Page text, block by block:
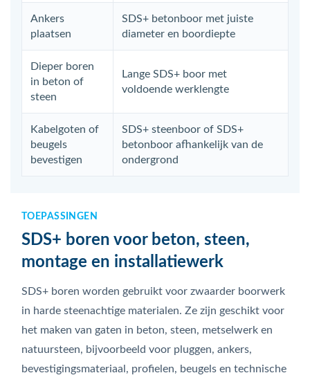
Ankers
plaatsen
SDS+ betonboor met juiste
diameter en boordiepte
Dieper boren
in beton of
steen
Lange SDS+ boor met
voldoende werklengte
Kabelgoten of
beugels
bevestigen
SDS+ steenboor of SDS+
betonboor afhankelijk van de
ondergrond
TOEPASSINGEN
SDS+ boren voor beton, steen,
montage en installatiewerk
SDS+ boren worden gebruikt voor zwaarder boorwerk
in harde steenachtige materialen. Ze zijn geschikt voor
het maken van gaten in beton, steen, metselwerk en
natuursteen, bijvoorbeeld voor pluggen, ankers,
bevestigingsmateriaal, profielen, beugels en technische